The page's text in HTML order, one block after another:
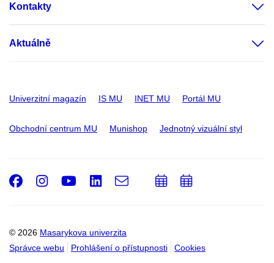
Kontakty
Aktuálně
Univerzitní magazín IS MU INET MU Portál MU
Obchodní centrum MU Munishop Jednotný vizuální styl
© 2026 Masarykova univerzita
Správce webu
Prohlášení o přístupnosti Cookies
Facebook
Instagram
Youtube
LinkedIn
e-
PřidatPřidat